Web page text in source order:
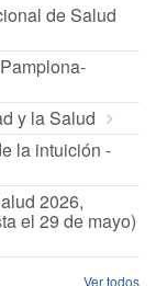
de Salud
y la Salud
la intuición -
2026,
el 29 de mayo)
Ver todos